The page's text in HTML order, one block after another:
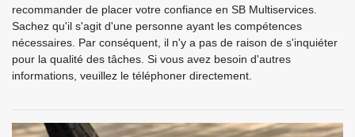
recommander de placer votre confiance en SB Multiservices.
Sachez qu'il s'agit d'une personne ayant les compétences
nécessaires. Par conséquent, il n'y a pas de raison de s'inquiéter
pour la qualité des tâches. Si vous avez besoin d'autres
informations, veuillez le téléphoner directement.